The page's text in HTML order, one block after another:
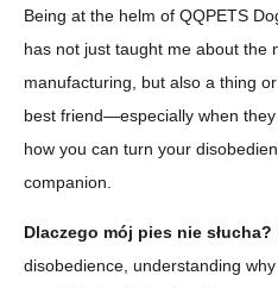
Being at the helm of QQPETS
has not just taught me about the
manufacturing, but also a thing
best friend—especially when
how you can turn your
companion.
Dlaczego mój pies nie słucha?
disobedience, understanding